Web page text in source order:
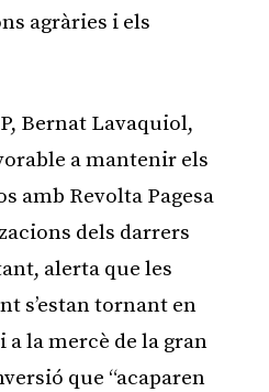
agràries i els
Bernat Lavaquiol,
a mantenir els
amb Revolta Pagesa
dels darrers
alerta que les
s’estan tornant en
la mercè de la gran
que “acaparen